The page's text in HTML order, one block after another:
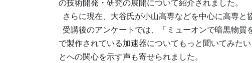
の技術開発・研究の展開について紹介されました。
さらに現在、大谷氏が小山高専などを中心に高専と
受講後のアンケートでは、「ミューオンで暗黒物
で製作されている加速器についてもっと聞いてみた
とへの関心を示す声も寄せられました。